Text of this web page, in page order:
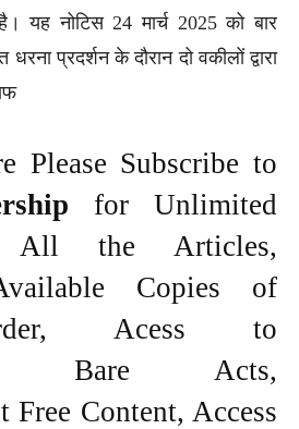
यह नोटिस 24 मार्च 2025 को बार
धरना प्रदर्शन के दौरान दो वकीलों द्वारा
Please Subscribe to
for Unlimited
All the Articles,
Copies of
Order, Acess to
Bare Acts,
Free Content, Access